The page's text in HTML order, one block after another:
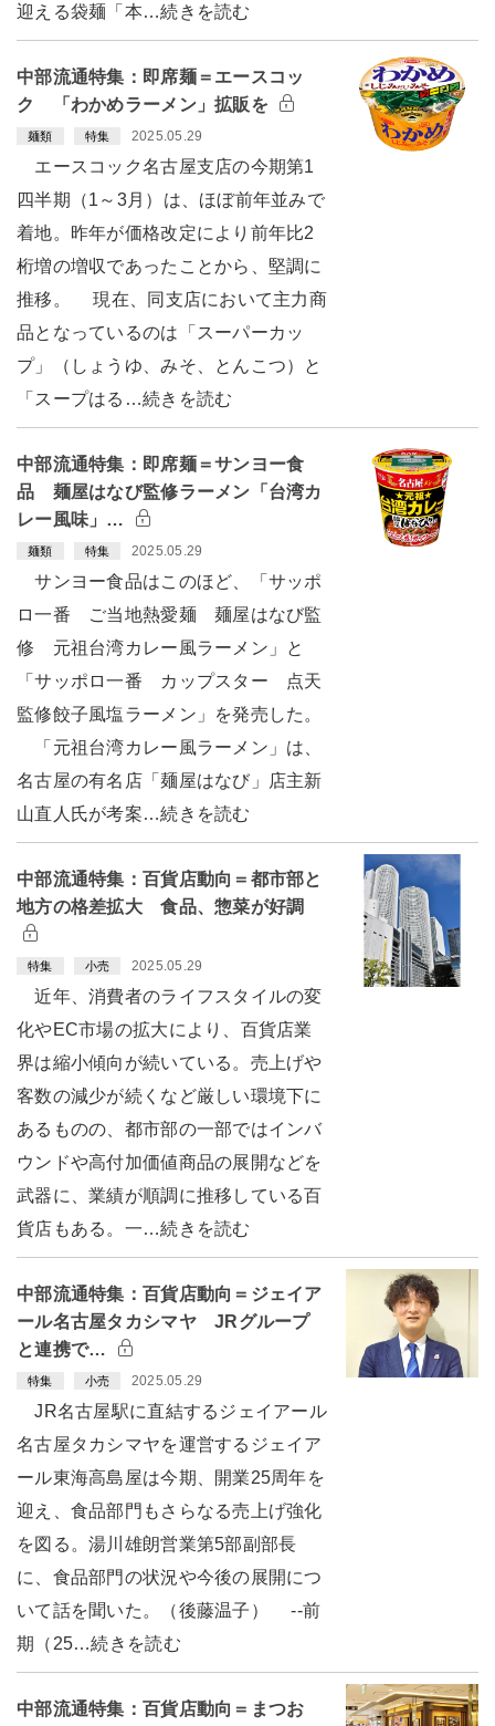
迎える袋麺「本…続きを読む
中部流通特集：即席麺＝エースコッ
ク 「わかめラーメン」拡販を
麺類 特集 2025.05.29
エースコック名古屋支店の今期第1
四半期（1～3月）は、ほぼ前年並みで
着地。昨年が価格改定により前年比2
桁増の増収であったことから、堅調に
推移。 現在、同支店において主力商
品となっているのは「スーパーカッ
プ」（しょうゆ、みそ、とんこつ）と
「スープはる…続きを読む
中部流通特集：即席麺＝サンヨー食
品 麺屋はなび監修ラーメン「台湾カ
レー風味」…
麺類 特集 2025.05.29
サンヨー食品はこのほど、「サッポ
ロ一番 ご当地熱愛麺 麺屋はなび監
修 元祖台湾カレー風ラーメン」と
「サッポロ一番 カップスター 点天
監修餃子風塩ラーメン」を発売した。
「元祖台湾カレー風ラーメン」は、
名古屋の有名店「麺屋はなび」店主新
山直人氏が考案…続きを読む
中部流通特集：百貨店動向＝都市部と
地方の格差拡大 食品、惣菜が好調
特集 小売 2025.05.29
近年、消費者のライフスタイルの変
化やEC市場の拡大により、百貨店業
界は縮小傾向が続いている。売上げや
客数の減少が続くなど厳しい環境下に
あるものの、都市部の一部ではインバ
ウンドや高付加価値商品の展開などを
武器に、業績が順調に推移している百
貨店もある。一…続きを読む
中部流通特集：百貨店動向＝ジェイア
ール名古屋タカシマヤ JRグループ
と連携で…
特集 小売 2025.05.29
JR名古屋駅に直結するジェイアール
名古屋タカシマヤを運営するジェイア
ール東海高島屋は今期、開業25周年を
迎え、食品部門もさらなる売上げ強化
を図る。湯川雄朗営業第5部副部長
に、食品部門の状況や今後の展開につ
いて話を聞いた。（後藤温子） --前
期（25…続きを読む
中部流通特集：百貨店動向＝まつお